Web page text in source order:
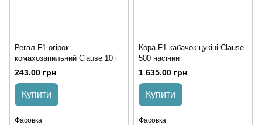
Регал F1 огірок
комахозапильний Clause 10 г
243.00 грн
Купити
Фасовка
Кора F1 кабачок цукіні Clause
500 насінин
1 635.00 грн
Купити
Фасовка